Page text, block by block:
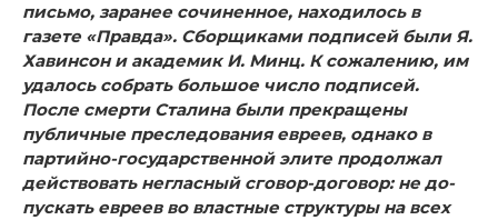
письмо, заранее сочиненное, находилось в
газете «Правда». Сборщиками подписей были Я.
Хавинсон и акаде­мик И. Минц. К сожалению, им
удалось собрать большое число подписей.
После смерти Сталина были прекращены
публичные пре­следования евреев, однако в
партийно-государственной эли­те продолжал
действовать негласный сговор-договор: не до­
пускать евреев во властные структуры на всех